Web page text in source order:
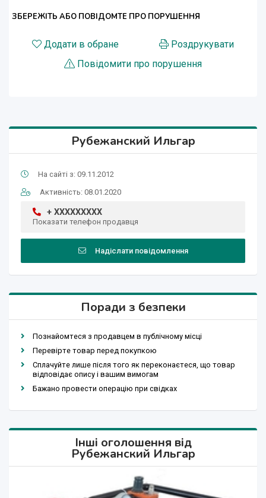
ЗБЕРЕЖІТЬ АБО ПОВІДОМТЕ ПРО ПОРУШЕННЯ
Додати в обране
Роздрукувати
Повідомити про порушення
Рубежанский Ильгар
На сайті з: 09.11.2012
Активність: 08.01.2020
+ XXXXXXXXX
Показати телефон продавця
Надіслати повідомлення
Поради з безпеки
Познайомтеся з продавцем в публічному місці
Перевірте товар перед покупкою
Сплачуйте лише після того як переконаєтеся, що товар
відповідає опису і вашим вимогам
Бажано провести операцію при свідках
Інші оголошення від
Рубежанский Ильгар